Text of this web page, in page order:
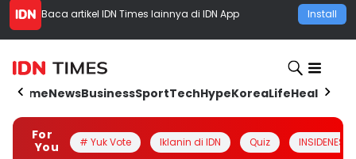
Baca artikel IDN Times lainnya di IDN App Install
HomeNewsBusinessSportTechHypeKoreaLifeHealth
For
You
# Yuk Vote Iklanin di IDN Quiz INSIDENESIA